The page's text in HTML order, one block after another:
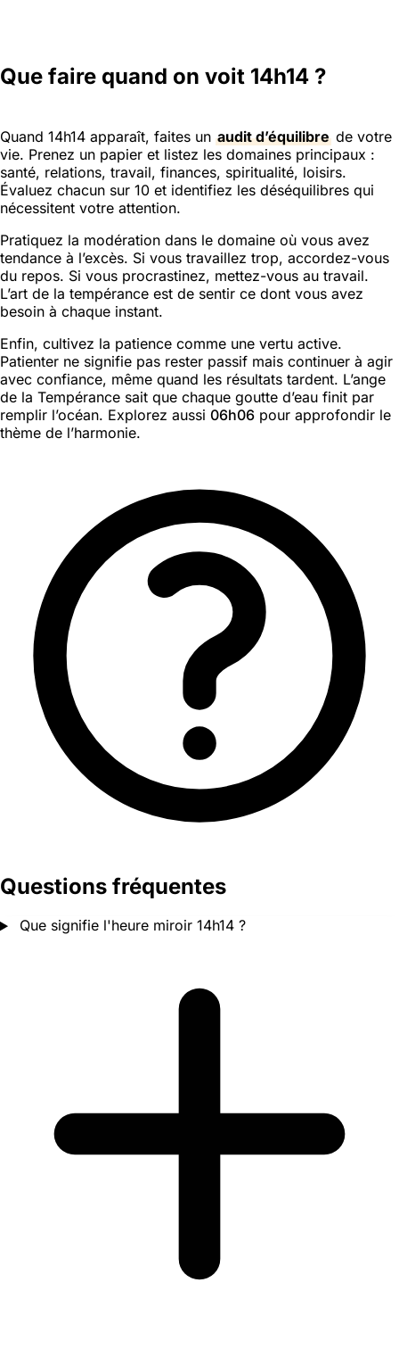
Que faire quand on voit 14h14 ?
Quand 14h14 apparaît, faites un audit d’équilibre de votre
vie. Prenez un papier et listez les domaines principaux :
santé, relations, travail, finances, spiritualité, loisirs.
Évaluez chacun sur 10 et identifiez les déséquilibres qui
nécessitent votre attention.
Pratiquez la modération dans le domaine où vous avez
tendance à l’excès. Si vous travaillez trop, accordez-vous
du repos. Si vous procrastinez, mettez-vous au travail.
L’art de la tempérance est de sentir ce dont vous avez
besoin à chaque instant.
Enfin, cultivez la patience comme une vertu active.
Patienter ne signifie pas rester passif mais continuer à agir
avec confiance, même quand les résultats tardent. L’ange
de la Tempérance sait que chaque goutte d’eau finit par
remplir l’océan. Explorez aussi 06h06 pour approfondir le
thème de l’harmonie.
Questions fréquentes
Que signifie l'heure miroir 14h14 ?